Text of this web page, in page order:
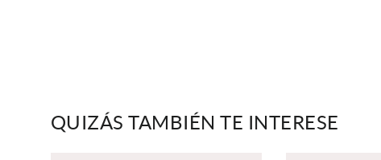
QUIZÁS TAMBIÉN TE INTERESE